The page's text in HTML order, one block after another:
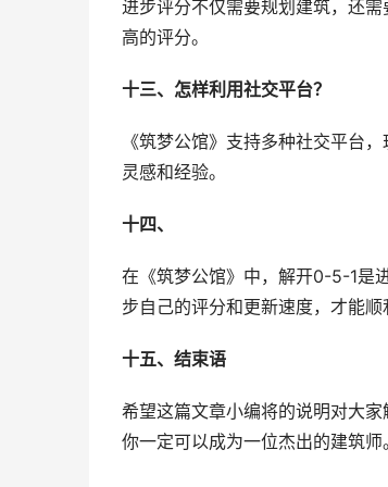
进步评分不仅需要规划建筑，还
高的评分。
十三、怎样利用社交平台？
《筑梦公馆》支持多种社交平台
灵感和经验。
十四、
在《筑梦公馆》中，解开0-5-1是
步自己的评分和更新速度，才能顺
十五、结束语
希望这篇文章小编将的说明对大
你一定可以成为一位杰出的建筑师